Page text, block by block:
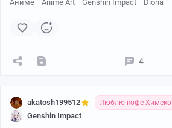
Аниме Anime Art Genshin Impact Diona
4
akatosh199512 Люблю кофе Химеко
Genshin Impact